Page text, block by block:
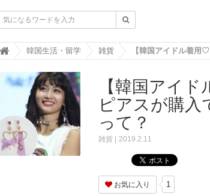
韓
国
ト
レ
情
報
・
韓
国
韓国生活・留学 雑貨
【韓国アイ
ピアスが購入
って？
雑貨 2019.2.11
お気に入り 1